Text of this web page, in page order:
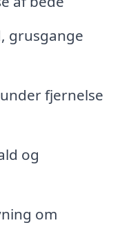
grusgange
fjernelse
og
om